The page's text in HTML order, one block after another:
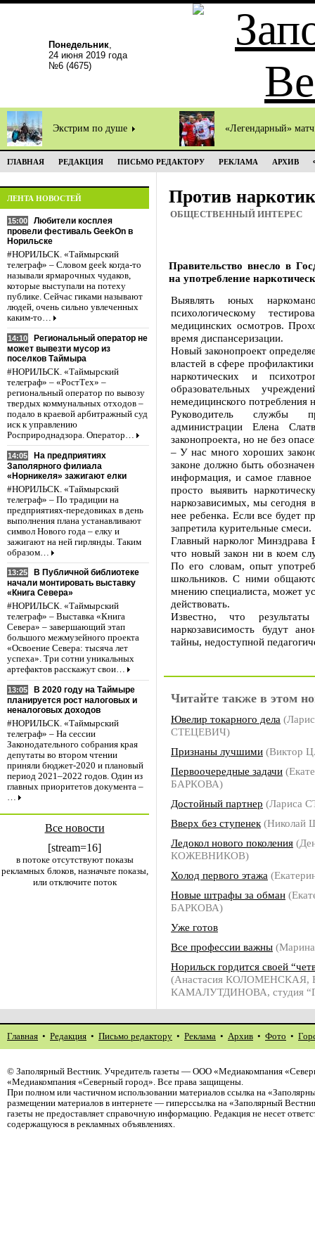
Понедельник,
24 июня 2019 года
№6 (4675)
Экстрим по душе «Легендарный»
ГЛАВНАЯ РЕДАКЦИЯ ПИСЬМО РЕДАКТОРУ РЕКЛАМА АРХИВ
ЛЕНТА НОВОСТЕЙ
15:00
Любители косплея
провели фестиваль GeekOn в
Норильске
#НОРИЛЬСК. «Таймырский
телеграф» – Словом geek когда-то
называли ярмарочных чудаков,
которые выступали на потеху
публике. Сейчас гиками называют
людей, очень сильно увлеченных
каким-то…
14:10
Региональный оператор не
может вывезти мусор из
поселков Таймыра
#НОРИЛЬСК. «Таймырский
телеграф» – «РостТех» –
региональный оператор по вывозу
твердых коммунальных отходов –
подало в краевой арбитражный суд
иск к управлению
Росприроднадзора. Оператор…
14:05
На предприятиях
Заполярного филиала
«Норникеля» зажигают елки
#НОРИЛЬСК. «Таймырский
телеграф» – По традиции на
предприятиях-передовиках в день
выполнения плана устанавливают
символ Нового года – елку и
зажигают на ней гирлянды. Таким
образом…
13:25
В Публичной библиотеке
начали монтировать выставку
«Книга Севера»
#НОРИЛЬСК. «Таймырский
телеграф» – Выставка «Книга
Севера» – завершающий этап
большого межмузейного проекта
«Освоение Севера: тысяча лет
успеха». Три сотни уникальных
артефактов расскажут свои…
13:05
В 2020 году на Таймыре
планируется рост налоговых и
неналоговых доходов
#НОРИЛЬСК. «Таймырский
телеграф» – На сессии
Законодательного собрания края
депутаты во втором чтении
приняли бюджет-2020 и плановый
период 2021–2022 годов. Один из
главных приоритетов документа –
…
Все новости
[stream=16]
в потоке отсутствуют показы
рекламных блоков, назначьте показы,
или отключите поток
Против
ОБЩЕСТВЕННЫЙ ИНТЕРЕС
Правительство внесло в
на употребление
Выявлять юных
психологическому
медицинских осмотров.
время диспансеризации.
Новый законопроект
властей в сфере
наркотических и
образовательных
немедицинского потребления
Руководитель службы
администрации Елена
законопроекта, но не без
– У нас много хороших
законе должно быть
информация, и самое
просто выявить
наркозависимых, мы сегодня
нее ребенка. Если все будет
запретила курительные смеси.
Главный нарколог
что новый закон ни в коем
По его словам, опыт
школьников. С ними
мнению специалиста, может
действовать.
Известно, что
наркозависимость будут
тайны, недоступной
Читайте также в этом
Ювелир токарного дела
СТЕЦЕВИЧ)
Признаны лучшими (Виктор
Первоочередные задачи
БАРКОВА)
Достойный партнер (Лариса
Вверх без ступенек
Ледокол нового поколения
КОЖЕВНИКОВ)
Холод первого этажа
Новые штрафы за обман
БАРКОВА)
Уже готов
Все профессии важны
Норильск гордится своей
(Анастасия КОЛОМЕНСКАЯ,
КАМАЛУТДИНОВА, студия
Главная • Редакция • Письмо редактору • Реклама • Архив • Фото •
© Заполярный Вестник. Учредитель газеты — ООО «Медиакомпания
«Медиакомпания «Северный город». Все права защищены.
При полном или частичном использовании материалов ссылка на
размещении материалов в интернете — гиперссылка на «Заполярный
газеты не предоставляет справочную информацию. Редакция не несет
содержащуюся в рекламных объявлениях.